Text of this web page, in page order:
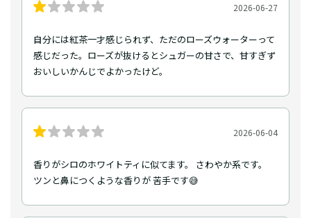
2026-06-27
自分には紅茶一才感じられず、ただのローズウォーターって
感じだった。ローズが抜けるとシュガーの甘さで、甘すぎず
おいしいかんじでよかったけど。
2026-06-04
香りがシロのホワイトティに似てます。 さわやか系です。
ツンと鼻につくような香りが 苦手です😅